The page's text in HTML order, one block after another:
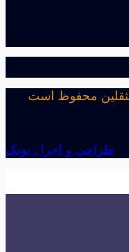
طراحی و اجرا : نوتک